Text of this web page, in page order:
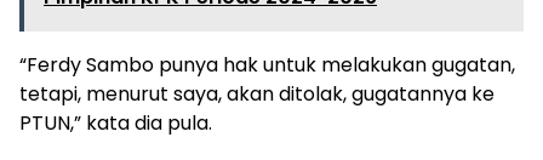
“Ferdy Sambo punya hak untuk melakukan gugatan,
tetapi, menurut saya, akan ditolak, gugatannya ke
PTUN,” kata dia pula.